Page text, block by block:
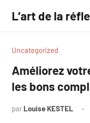
contenu
L’art de la
Uncategorized
Améliorez
les bons
par Louise KESTEL